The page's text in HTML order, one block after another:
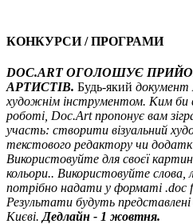
КОНКУРСИ / ПРОГРАМИ
DOC.ART ОГОЛОШУЄ
АРТИСТІВ. Будь-який
художнім інструментом. Ким би
роботі, Doc.Art пропонує вам
участь: створити візуальний
текстового редактору чи
Використовуйте для своєї
кольори.. Використовуйте слова,
потрібно надати у форматі .doc
Результати будуть представлені
Києві. Дедлайн - 1 жовтня.